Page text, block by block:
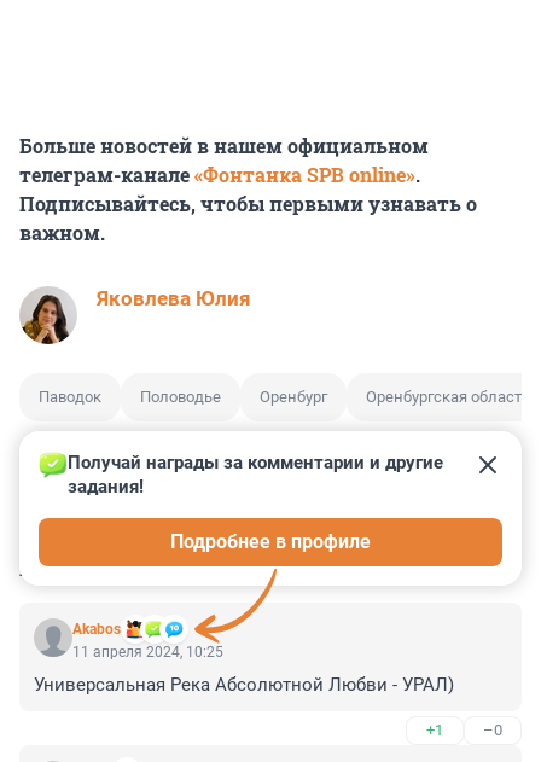
Больше новостей в нашем официальном
телеграм-канале«Фонтанка SPB online».
Подписывайтесь, чтобы первыми узнавать о
важном.
Яковлева Юлия
Паводок Половодье Оренбург Оренбургская область
КОММЕНТАРИИ 3
Akabos
Получай награды за комментарии и другие
задания!
Подробнее в профиле
11 апреля 2024, 10:25
Универсальная Река Абсолютной Любви - УРАЛ)
+1 –0